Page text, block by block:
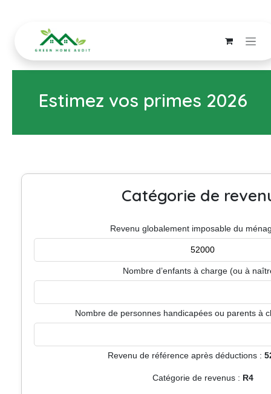
Estimez vos primes 2026
Catégorie de
Revenu globalement imposable du
Nombre d’enfants à charge (ou à
Nombre de personnes handicapées ou parents à
Revenu de référence après déductions :
Catégorie de revenus : R4